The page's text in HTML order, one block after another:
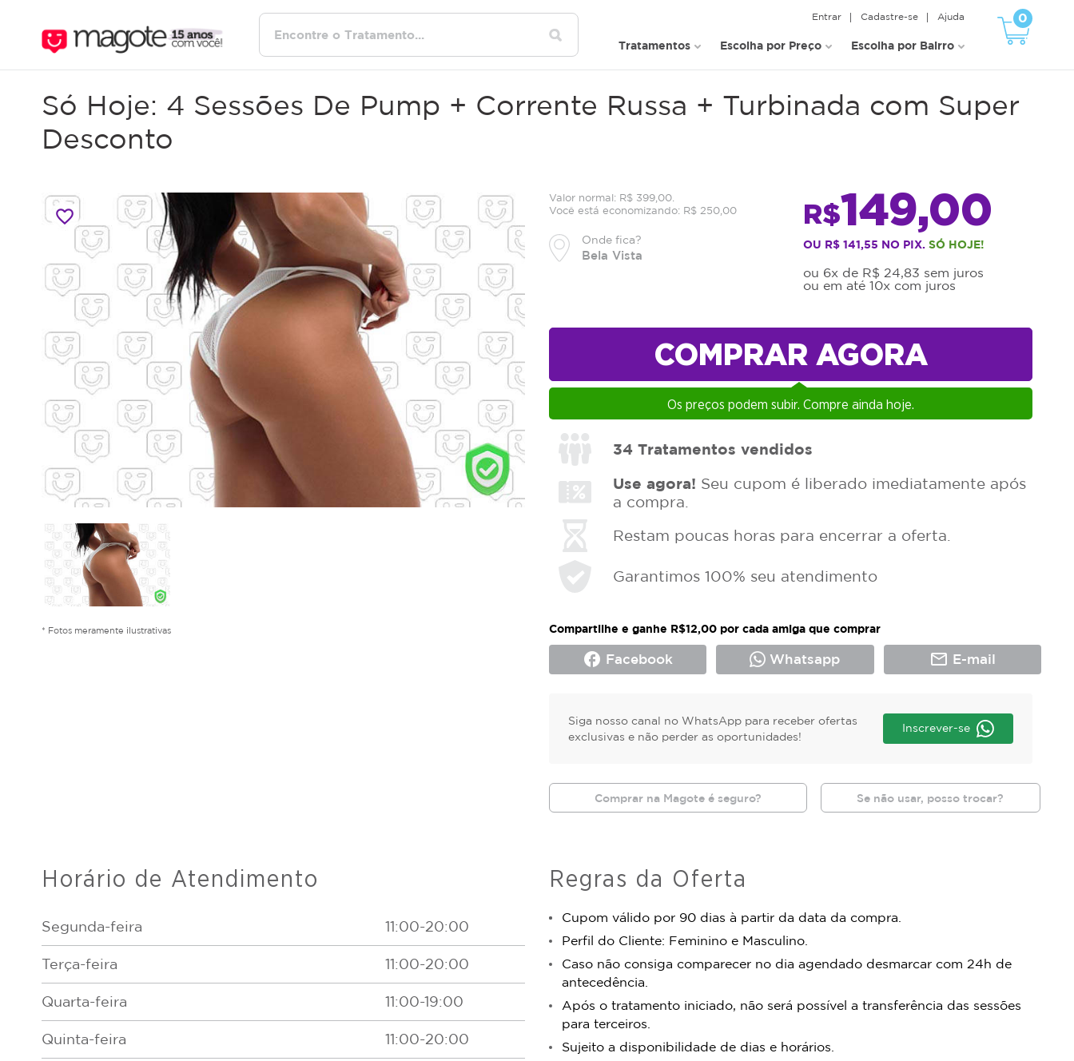
0
Entrar Cadastre-se Ajuda
Tratamentos Escolha por Preço Escolha por Bairro
Só Hoje: 4 Sessões De Pump + Corrente Russa + Turbinada com Super
Desconto
favorite_border
* Fotos meramente ilustrativas
Valor normal: R$ 399,00.
Você está economizando: R$ 250,00
Onde fica?
Bela Vista
R$149,00
OU R$ 141,55 NO PIX. SÓ HOJE!
ou 6x de R$ 24,83 sem juros
ou em até 10x com juros
COMPRAR AGORA
Os preços podem subir. Compre ainda hoje.
34 Tratamentos vendidos
Use agora! Seu cupom é liberado imediatamente após
a compra.
Restam poucas horas para encerrar a oferta.
Garantimos 100% seu atendimento
Compartilhe e ganhe R$12,00 por cada amiga que comprar
facebook Facebook Whatsapp mail_outline E-mail
Siga nosso canal no WhatsApp para receber ofertas
exclusivas e não perder as oportunidades!
Inscrever-se
Comprar na Magote é seguro? Se não usar, posso trocar?
Horário de Atendimento
Segunda-feira 11:00-20:00
Terça-feira 11:00-20:00
Quarta-feira 11:00-19:00
Quinta-feira 11:00-20:00
Regras da Oferta
Cupom válido por 90 dias à partir da data da compra.
Perfil do Cliente: Feminino e Masculino.
Caso não consiga comparecer no dia agendado desmarcar com 24h de
antecedência.
Após o tratamento iniciado, não será possível a transferência das sessões
para terceiros.
Sujeito a disponibilidade de dias e horários.